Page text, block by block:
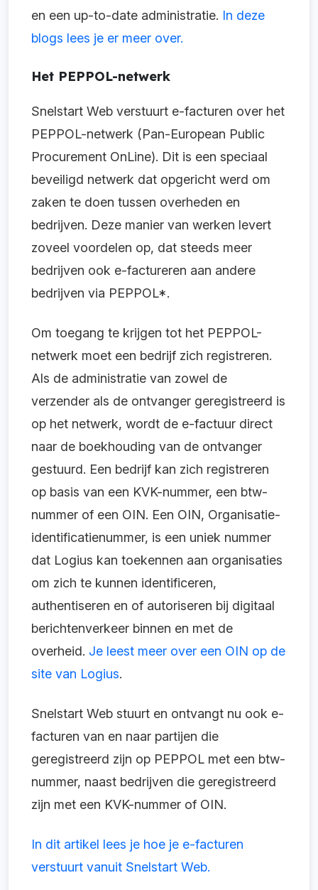
en een up-to-date administratie. In deze
blogs lees je er meer over.
Het PEPPOL-netwerk
Snelstart Web verstuurt e-facturen over het
PEPPOL-netwerk (Pan-European Public
Procurement OnLine). Dit is een speciaal
beveiligd netwerk dat opgericht werd om
zaken te doen tussen overheden en
bedrijven. Deze manier van werken levert
zoveel voordelen op, dat steeds meer
bedrijven ook e-factureren aan andere
bedrijven via PEPPOL*.
Om toegang te krijgen tot het PEPPOL-
netwerk moet een bedrijf zich registreren.
Als de administratie van zowel de
verzender als de ontvanger geregistreerd is
op het netwerk, wordt de e-factuur direct
naar de boekhouding van de ontvanger
gestuurd. Een bedrijf kan zich registreren
op basis van een KVK-nummer, een btw-
nummer of een OIN. Een OIN, Organisatie-
identificatienummer, is een uniek nummer
dat Logius kan toekennen aan organisaties
om zich te kunnen identificeren,
authentiseren en of autoriseren bij digitaal
berichtenverkeer binnen en met de
overheid. Je leest meer over een OIN op de
site van Logius.
Snelstart Web stuurt en ontvangt nu ook e-
facturen van en naar partijen die
geregistreerd zijn op PEPPOL met een btw-
nummer, naast bedrijven die geregistreerd
zijn met een KVK-nummer of OIN.
In dit artikel lees je hoe je e-facturen
verstuurt vanuit Snelstart Web.